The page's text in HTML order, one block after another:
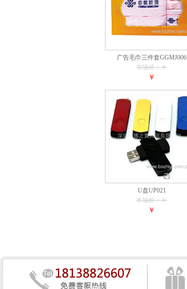
广告毛巾三件套GGMJ006
市场价：￥
￥
U盘UP021
市场价：￥
￥